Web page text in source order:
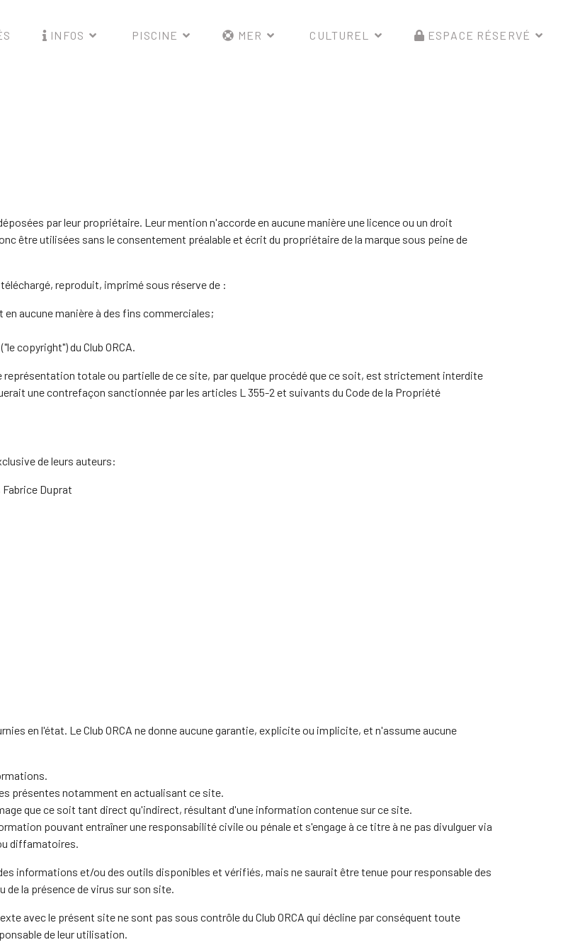
INFOS PISCINE MER CULTUREL ESPACE RÉSERVÉ
par leur propriétaire. Leur mention n'accorde en aucune manière une licence ou un droit
être utilisées sans le consentement préalable et écrit du propriétaire de la marque sous peine de
reproduit, imprimé sous réserve de :
aucune manière à des fins commerciales;
copyright") du Club ORCA.
totale ou partielle de ce site, par quelque procédé que ce soit, est strictement interdite
une contrefaçon sanctionnée par les articles L 355-2 et suivants du Code de la Propriété
de leurs auteurs:
Duprat
en l'état. Le Club ORCA ne donne aucune garantie, explicite ou implicite, et n'assume aucune
présentes notamment en actualisant ce site.
que ce soit tant direct qu'indirect, résultant d'une information contenue sur ce site.
pouvant entraîner une responsabilité civile ou pénale et s'engage à ce titre à ne pas divulguer via
diffamatoires.
informations et/ou des outils disponibles et vérifiés, mais ne saurait être tenue pour responsable des
la présence de virus sur son site.
avec le présent site ne sont pas sous contrôle du Club ORCA qui décline par conséquent toute
de leur utilisation.